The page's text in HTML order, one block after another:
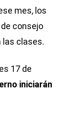
mes, los
consejo
las clases.
17 de
iniciarán